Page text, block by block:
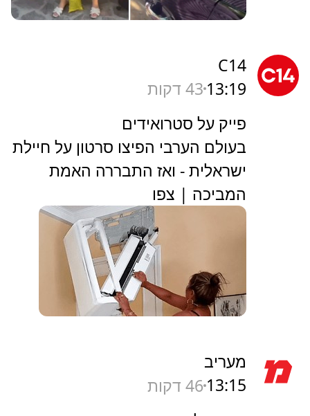
C14
13:19 43 דקות
פייק על סטרואידים
בעולם הערבי הפיצו סרטון על חיילת
ישראלית - ואז התבררה האמת
המביכה | צפו
מעריב
13:15 46 דקות